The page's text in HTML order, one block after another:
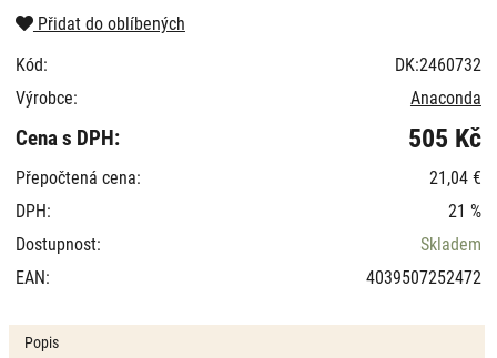
Přidat do oblíbených
Kód:
DK:2460732
Výrobce:
Anaconda
Cena s DPH: 505 Kč
Přepočtená cena:
21,04 €
DPH:
21 %
Dostupnost:
Skladem
EAN:
4039507252472
Popis